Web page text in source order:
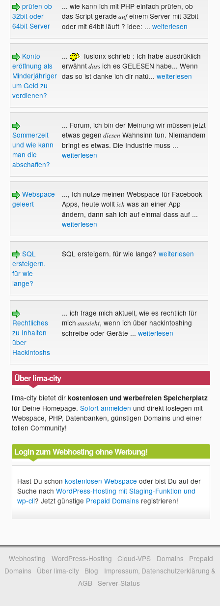
prüfen ob
32bit oder
64bit Server
... wie kann ich mit PHP einfach prüfen, ob
das Script gerade aufeinem Server mit 32bit
oder mit 64bit läuft ? idee: ... weiterlesen
Konto
eröffnung als
Minderjähriger
um Geld zu
verdienen?
...
fusionx schrieb : Ich habe ausdrüklich
erwähntdassich es GELESEN habe... Wenn
das so ist danke ich dir natü... weiterlesen
Sommerzeit
und wie kann
man die
abschaffen?
... Forum, ich bin der Meinung wir müssen jetzt
etwas gegen diesenWahnsinn tun. Niemandem
bringt es etwas. Die Industrie muss ...
weiterlesen
Webspace
geleert
..., Ich nutze meinen Webspace für Facebook-
Apps, heute wolltichwas an einer App
ändern, dann sah ich auf einmal dass auf ...
weiterlesen
SQL
ersteigern.
für wie
lange?
SQL ersteigern. für wie lange? weiterlesen
Rechtliches
zu Inhalten
über
Hackintoshs
... ich frage mich aktuell, wie es rechtlich für
mich aussieht, wenn ich über hackintoshing
schreibe oder Geräte ... weiterlesen
Über lima-city
lima-city bietet dirkostenlosen und werbefreien Speicherplatz
für Deine Homepage.Sofort anmelden und direkt loslegen mit
Webspace, PHP, Datenbanken, günstigen Domains und einer
tollen Community!
Login zum Webhosting ohne Werbung!
Hast Du schonkostenlosen Webspace oder bist Du auf der
Suche nachWordPress-Hosting mit Staging-Funktion und
wp-cli? Jetzt günstige Prepaid Domains registrieren!
Webhosting WordPress-Hosting Cloud-VPS Domains
Prepaid
Domains
Über lima-city Blog
Impressum, Datenschutzerklärung &
AGB
Server-Status